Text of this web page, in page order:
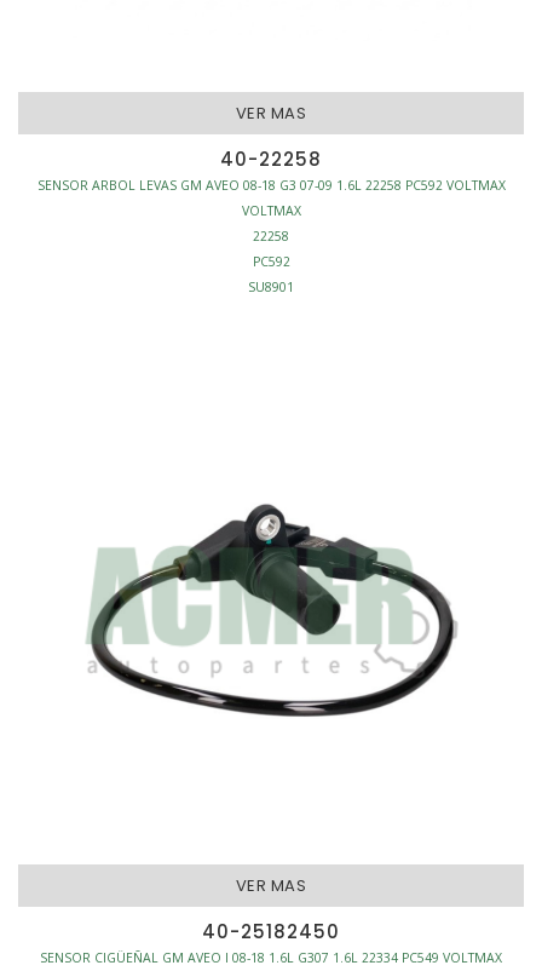
VER MAS
40-22258
SENSOR ARBOL LEVAS GM AVEO 08-18 G3 07-09 1.6L 22258 PC592 VOLTMAX
VOLTMAX
22258
PC592
SU8901
VER MAS
40-25182450
SENSOR CIGÜEÑAL GM AVEO I 08-18 1.6L G307 1.6L 22334 PC549 VOLTMAX